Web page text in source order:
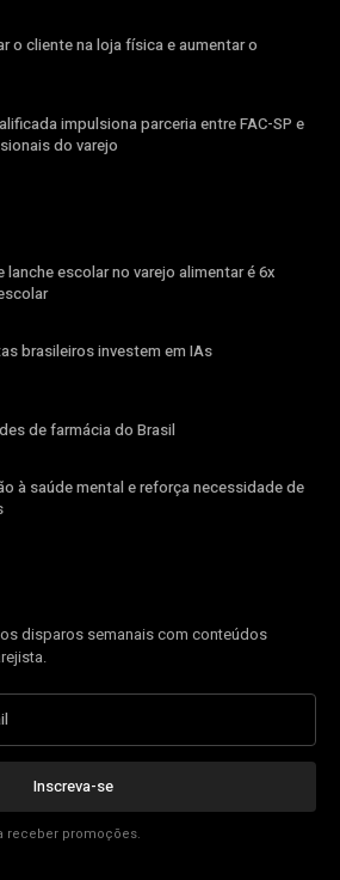
o cliente na loja física e aumentar o
impulsiona parceria entre FAC-SP e
do varejo
escolar no varejo alimentar é 6x
brasileiros investem em IAs
de farmácia do Brasil
à saúde mental e reforça necessidade de
disparos semanais com conteúdos
Inscreva-se
receber promoções.